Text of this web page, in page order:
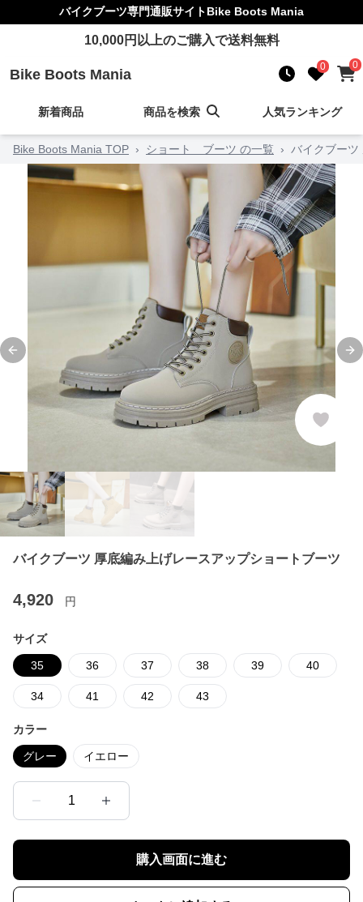
バイクブーツ専門通販サイトBike Boots Mania
10,000円以上のご購入で送料無料
Bike Boots Mania 0 0
新着商品 商品を検索 人気ランキング
Bike Boots Mania TOP › ショート ブーツ の一覧 › バイクブーツ
Previous slide
バイクブーツ 厚底編み上げレースアップショートブーツ
4,920 円
サイズ
35 36 37 38 39 40
34 41 42 43
カラー
グレー イエロー
1
購入画面に進む